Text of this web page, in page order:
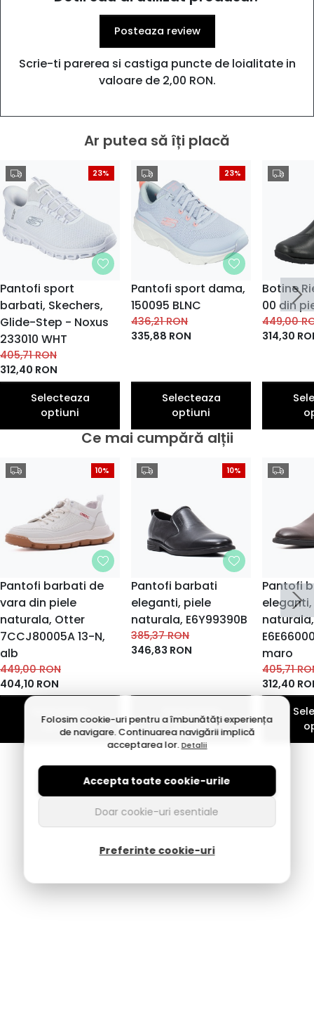
Posteaza review
Scrie-ti parerea si castiga puncte de loialitate in
valoare de 2,00 RON.
Ar putea să îți placă
23%
Pantofi sport
barbati, Skechers,
Glide-Step - Noxus
233010 WHT
405,71RON
312,40 RON
Selecteaza
optiuni
23%
Pantofi sport dama,
150095 BLNC
436,21RON
335,88 RON
Selecteaza
optiuni
Botine
00 din
449,00
314,30
Ce mai cumpără alții
10%
Pantofi barbati de
vara din piele
naturala, Otter
7CCJ80005A 13-N,
alb
449,00RON
404,10 RON
optiuni
10%
Pantofi barbati
eleganti, piele
naturala, E6Y99390B
385,37RON
346,83 RON
optiuni
Pantofi
naturala,
maro
405,71
312,40
Folosim cookie-uri pentru a îmbunătăți experiența
de navigare. Continuarea navigării implică
acceptarea lor.Detalii
Accepta toate cookie-urile
Doar cookie-uri esentiale
Preferinte cookie-uri